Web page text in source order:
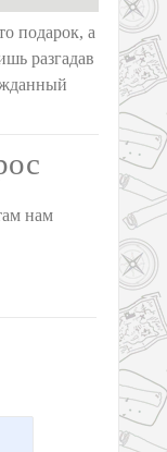
подарок, а
разгадав
нам